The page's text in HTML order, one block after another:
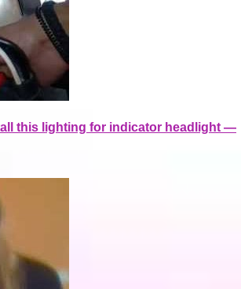
this lighting for indicator headlight —